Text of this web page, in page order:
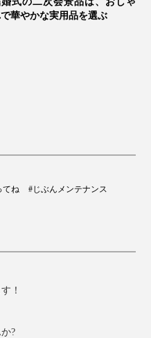
華やかな実用品を選ぶ
てね
#じぶんメンテナンス
！
?